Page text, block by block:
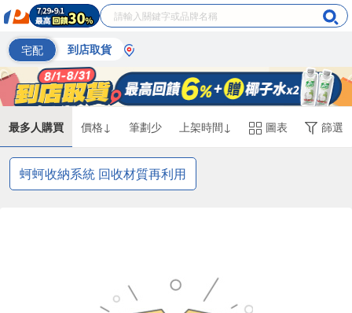
宅配 到店取貨
最多人購買 價格↓ 筆劃少 上架時間↓ 圖表 篩選
蚵蚵收納系統 回收材質再利用